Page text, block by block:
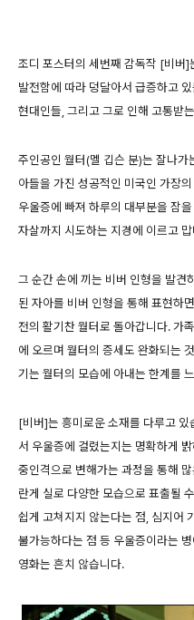
조디 포스터의 세번째 감독작 [비버
발전함에 따라 덩달아서 급증하고
현대인들, 그리고 그로 인해 고통받
주인공인 월터(멜 깁슨 분)는 잘나
아들을 가진 성공적인 미국인 가장
우울증에 빠져 하루의 대부분을 잠
자살까지 시도하는 지경에 이르고
그 순간 손에 끼는 비버 인형을 발견
된 자아를 비버 인형을 통해 표현하
전의 활기찬 월터로 돌아갑니다. 가
에 오르며 월터의 증세도 완화되는
기는 월터의 모습에 아내는 한계를
[비버]는 흥미로운 소재를 다루고
서 우울증에 걸렸는지는 명확하게
중인격으로 변해가는 과정을 통해
란게 실로 다양한 모습으로 표출될
쉽게 고쳐지지 않는다는 점, 심지어
불가능하다는 점 등 우울증이라는
영화는 흔치 않습니다.